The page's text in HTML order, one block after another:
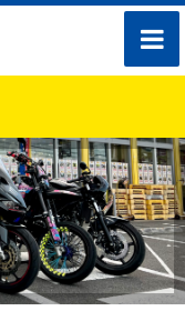
toggle